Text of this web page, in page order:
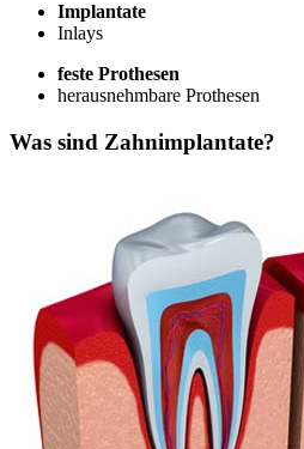
Implantate
Inlays
feste Prothesen
herausnehmbare Prothesen
Was sind Zahnimplantate?